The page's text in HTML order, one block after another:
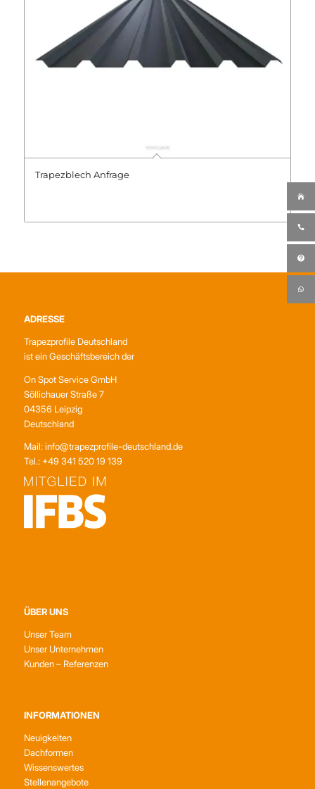
Trapezblech Anfrage
ADRESSE
Trapezprofile Deutschland
ist ein Geschäftsbereich der
On Spot Service GmbH
Söllichauer Straße 7
04356 Leipzig
Deutschland
Mail: info@trapezprofile-deutschland.de
Tel.: +49 341 520 19 139
ÜBER UNS
Unser Team
Unser Unternehmen
Kunden – Referenzen
INFORMATIONEN
Neuigkeiten
Dachformen
Wissenswertes
Stellenangebote